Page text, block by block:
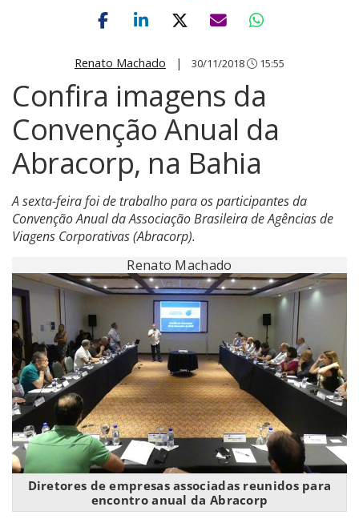
Renato Machado | 30/11/2018 15:55
Confira imagens da
Convenção Anual da
Abracorp, na Bahia
A sexta-feira foi de trabalho para os participantes da
Convenção Anual da Associação Brasileira de Agências de
Viagens Corporativas (Abracorp).
Renato Machado
Diretores de empresas associadas reunidos para
encontro anual da Abracorp